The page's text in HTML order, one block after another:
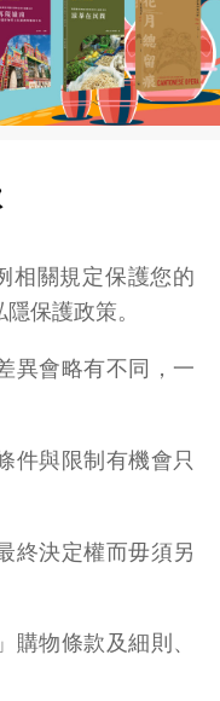
相關規定保護您的
保護政策。
異會略有不同，一
件與限制有機會只
終決定權而毋須另
物條款及細則、